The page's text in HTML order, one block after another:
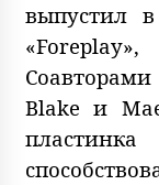
выпустил
Blake и